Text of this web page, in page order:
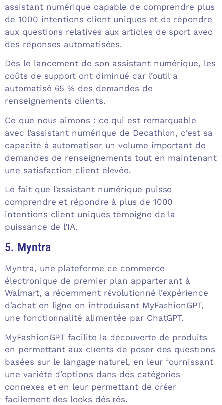
assistant numérique capable de comprendre plus
de 1000 intentions client uniques et de répondre
aux questions relatives aux articles de sport avec
des réponses automatisées.
Dès le lancement de son assistant numérique, les
coûts de support ont diminué car l’outil a
automatisé 65 % des demandes de
renseignements clients.
Ce que nous aimons : ce qui est remarquable
avec l’assistant numérique de Decathlon, c’est sa
capacité à automatiser un volume important de
demandes de renseignements tout en maintenant
une satisfaction client élevée.
Le fait que l’assistant numérique puisse
comprendre et répondre à plus de 1000
intentions client uniques témoigne de la
puissance de l’IA.
5. Myntra
Myntra, une plateforme de commerce
électronique de premier plan appartenant à
Walmart, a récemment révolutionné l’expérience
d’achat en ligne en introduisant MyFashionGPT,
une fonctionnalité alimentée par ChatGPT.
MyFashionGPT facilite la découverte de produits
en permettant aux clients de poser des questions
basées sur le langage naturel, en leur fournissant
une variété d’options dans des catégories
connexes et en leur permettant de créer
facilement des looks désirés.